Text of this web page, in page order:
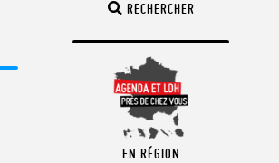
RECHERCHER
EN RÉGION